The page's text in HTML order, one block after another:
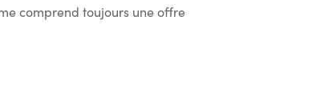
comprend toujours une offre